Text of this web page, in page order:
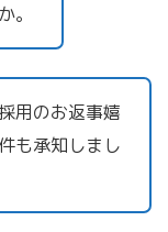
。
用のお返事嬉
も承知しまし